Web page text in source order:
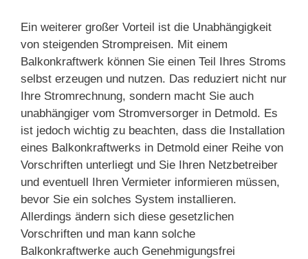
Ein weiterer großer Vorteil ist die Unabhängigkeit
von steigenden Strompreisen. Mit einem
Balkonkraftwerk können Sie einen Teil Ihres Stroms
selbst erzeugen und nutzen. Das reduziert nicht nur
Ihre Stromrechnung, sondern macht Sie auch
unabhängiger vom Stromversorger in Detmold. Es
ist jedoch wichtig zu beachten, dass die Installation
eines Balkonkraftwerks in Detmold einer Reihe von
Vorschriften unterliegt und Sie Ihren Netzbetreiber
und eventuell Ihren Vermieter informieren müssen,
bevor Sie ein solches System installieren.
Allerdings ändern sich diese gesetzlichen
Vorschriften und man kann solche
Balkonkraftwerke auch Genehmigungsfrei